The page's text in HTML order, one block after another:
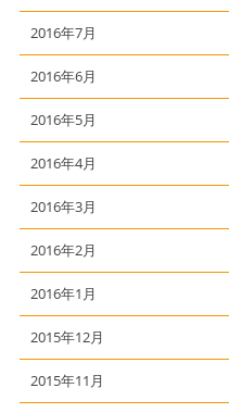
2016年7月
2016年6月
2016年5月
2016年4月
2016年3月
2016年2月
2016年1月
2015年12月
2015年11月